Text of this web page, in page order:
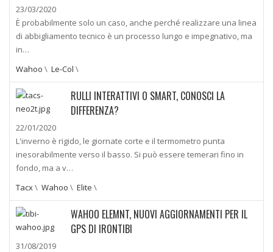
23/03/2020
È probabilmente solo un caso, anche perché realizzare una linea
di abbigliamento tecnico è un processo lungo e impegnativo, ma
in…
Wahoo \ Le-Col \
RULLI INTERATTIVI O SMART, CONOSCI LA
DIFFERENZA?
22/01/2020
L'inverno è rigido, le giornate corte e il termometro punta
inesorabilmente verso il basso. Si può essere temerari fino in
fondo, ma a v…
Tacx\ Wahoo \ Elite \
WAHOO ELEMNT, NUOVI AGGIORNAMENTI PER IL
GPS DI IRONTIBI
31/08/2019